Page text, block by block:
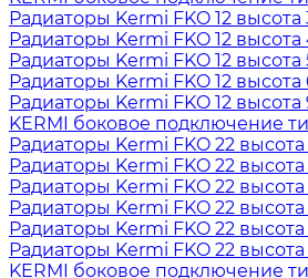
Радиаторы Kermi FKO 12
Радиаторы Kermi FKO 12
Радиаторы Kermi FKO 12
Радиаторы Kermi FKO 12
Радиаторы Kermi FKO 12
KERMI боковое подключение
Радиаторы Kermi FKO 22
Радиаторы Kermi FKO 22
Радиаторы Kermi FKO 22
Радиаторы Kermi FKO 22
Радиаторы Kermi FKO 22
Радиаторы Kermi FKO 22
KERMI боковое подключение